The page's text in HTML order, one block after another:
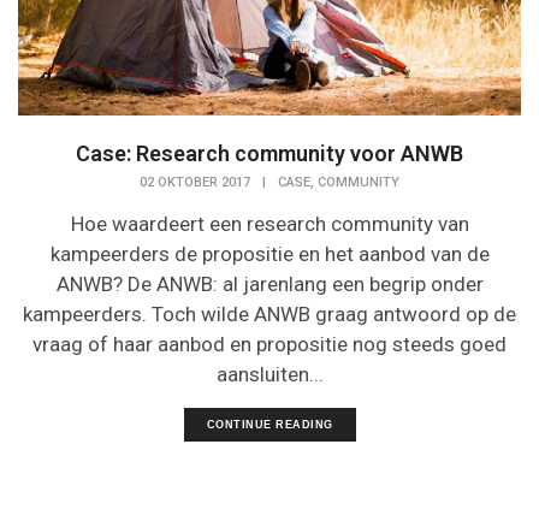
Case: Research community voor ANWB
02 OKTOBER 2017 | CASE, COMMUNITY
Hoe waardeert een research community van
kampeerders de propositie en het aanbod van de
ANWB? De ANWB: al jarenlang een begrip onder
kampeerders. Toch wilde ANWB graag antwoord op de
vraag of haar aanbod en propositie nog steeds goed
aansluiten...
CONTINUE READING